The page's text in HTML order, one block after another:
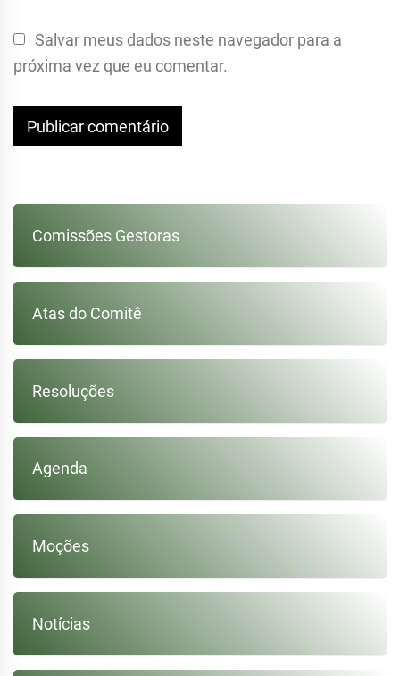
Salvar meus dados neste navegador para a
próxima vez que eu comentar.
Comissões Gestoras
Atas do Comitê
Resoluções
Agenda
Moções
Notícias